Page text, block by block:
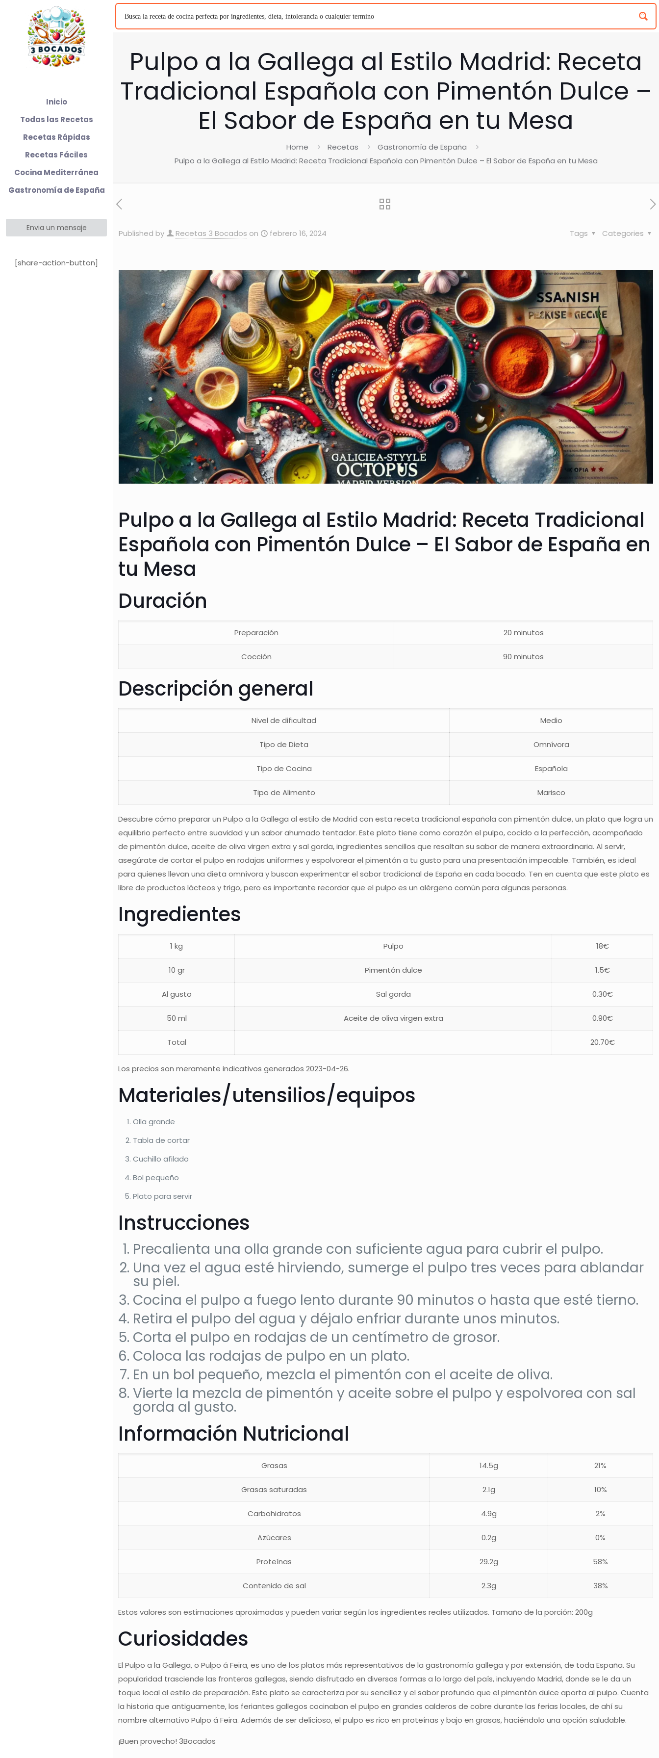
Pulpo a la Gallega al Estilo Madrid: Receta
Tradicional Española con Pimentón Dulce –
El Sabor de España en tu Mesa
Home Recetas
Gastronomía de España
Pulpo a la Gallega al Estilo Madrid: Receta Tradicional Española con Pimentón Dulce – El Sabor de España en tu Mesa
Published by Recetas 3 Bocados on febrero 16, 2024 Categories
Tags
Pulpo a la Gallega al Estilo Madrid: Receta Tradicional
Española con Pimentón Dulce – El Sabor de España en
tu Mesa
Duración
Preparación 20 minutos
Cocción 90 minutos
Descripción general
Nivel de dificultad Medio
Tipo de Dieta Omnívora
Tipo de Cocina Española
Tipo de Alimento Marisco
Descubre cómo preparar un Pulpo a la Gallega al estilo de Madrid con esta receta tradicional española con pimentón dulce, un plato que logra un
equilibrio perfecto entre suavidad y un sabor ahumado tentador. Este plato tiene como corazón el pulpo, cocido a la perfección, acompañado
de pimentón dulce, aceite de oliva virgen extra y sal gorda, ingredientes sencillos que resaltan su sabor de manera extraordinaria. Al servir,
asegúrate de cortar el pulpo en rodajas uniformes y espolvorear el pimentón a tu gusto para una presentación impecable. También, es ideal
para quienes llevan una dieta omnívora y buscan experimentar el sabor tradicional de España en cada bocado. Ten en cuenta que este plato es
libre de productos lácteos y trigo, pero es importante recordar que el pulpo es un alérgeno común para algunas personas.
Ingredientes
1 kg Pulpo 18€
10 gr Pimentón dulce 1.5€
Al gusto Sal gorda 0.30€
50 ml Aceite de oliva virgen extra 0.90€
Total 20.70€
Los precios son meramente indicativos generados 2023-04-26.
Materiales/utensilios/equipos
Olla grande
Tabla de cortar
Cuchillo afilado
Bol pequeño
Plato para servir
Instrucciones
Precalienta una olla grande con suficiente agua para cubrir el pulpo.
Una vez el agua esté hirviendo, sumerge el pulpo tres veces para ablandar
su piel.
Cocina el pulpo a fuego lento durante 90 minutos o hasta que esté tierno.
Retira el pulpo del agua y déjalo enfriar durante unos minutos.
Corta el pulpo en rodajas de un centímetro de grosor.
Coloca las rodajas de pulpo en un plato.
En un bol pequeño, mezcla el pimentón con el aceite de oliva.
Vierte la mezcla de pimentón y aceite sobre el pulpo y espolvorea con sal
gorda al gusto.
Información Nutricional
Grasas 14.5g 21%
Grasas saturadas 2.1g 10%
Carbohidratos 4.9g 2%
Azúcares 0.2g 0%
Proteínas 29.2g 58%
Contenido de sal 2.3g 38%
Estos valores son estimaciones aproximadas y pueden variar según los ingredientes reales utilizados. Tamaño de la porción: 200g
Curiosidades
El Pulpo a la Gallega, o Pulpo á Feira, es uno de los platos más representativos de la gastronomía gallega y por extensión, de toda España. Su
popularidad trasciende las fronteras gallegas, siendo disfrutado en diversas formas a lo largo del país, incluyendo Madrid, donde se le da un
toque local al estilo de preparación. Este plato se caracteriza por su sencillez y el sabor profundo que el pimentón dulce aporta al pulpo. Cuenta
la historia que antiguamente, los feriantes gallegos cocinaban el pulpo en grandes calderos de cobre durante las ferias locales, de ahí su
nombre alternativo Pulpo á Feira. Además de ser delicioso, el pulpo es rico en proteínas y bajo en grasas, haciéndolo una opción saludable.
¡Buen provecho! 3Bocados
Inicio
Todas las Recetas
Recetas Rápidas
Recetas Fáciles
Cocina Mediterránea
Gastronomía de España
Envia un mensaje
[share-action-button]